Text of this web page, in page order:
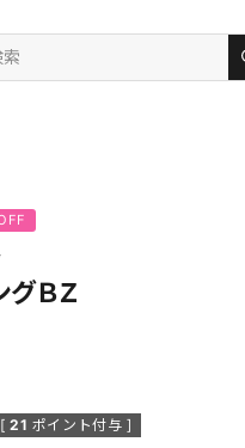
ＢＺ
[ 21 ポイント付与 ]